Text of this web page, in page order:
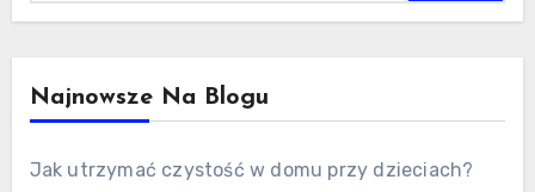
Najnowsze Na Blogu
Jak utrzymać czystość w domu przy dzieciach?